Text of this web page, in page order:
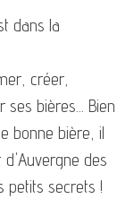
dans la
créer,
bières... Bien
bonne bière, il
des
petits secrets !